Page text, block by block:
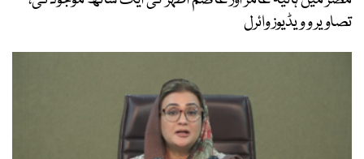
تصاویر و ویڈیوز وائرل